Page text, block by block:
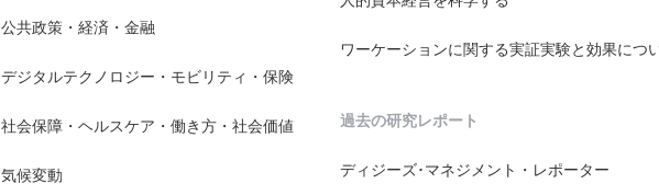
公共政策・経済・金融
デジタルテクノロジー・モビリティ・保険
社会保障・ヘルスケア・働き方・社会価値
気候変動
ワーケーションに関する実証実験と効果につ
過去の研究レポート
ディジーズ･マネジメント・レポーター